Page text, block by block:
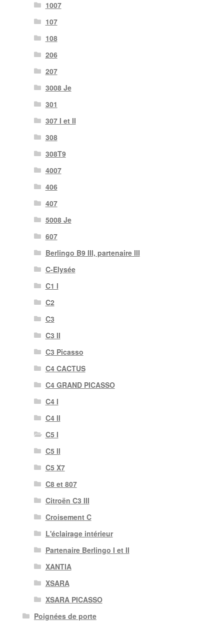
1007
107
108
206
207
3008 Je
301
307 I et II
308
308T9
4007
406
407
5008 Je
607
Berlingo B9 III, partenaire III
C-Elysée
C1 I
C2
C3
C3 II
C3 Picasso
C4 CACTUS
C4 GRAND PICASSO
C4 I
C4 II
C5 I
C5 II
C5 X7
C8 et 807
Citroën C3 III
Croisement C
L'éclairage intérieur
Partenaire Berlingo I et II
XANTIA
XSARA
XSARA PICASSO
Poignées de porte